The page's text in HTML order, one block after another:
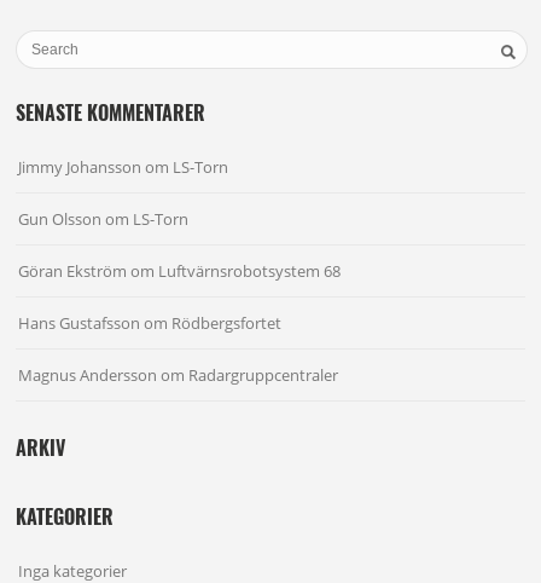
SENASTE KOMMENTARER
Jimmy Johansson om LS-Torn
Gun Olsson om LS-Torn
Göran Ekström om Luftvärnsrobotsystem 68
Hans Gustafsson om Rödbergsfortet
Magnus Andersson om Radargruppcentraler
ARKIV
KATEGORIER
Inga kategorier